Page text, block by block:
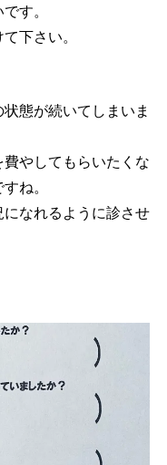
す。
下さい。
態が続いてしまいま
やしてもらいたくな
ね。
なれるように診させ